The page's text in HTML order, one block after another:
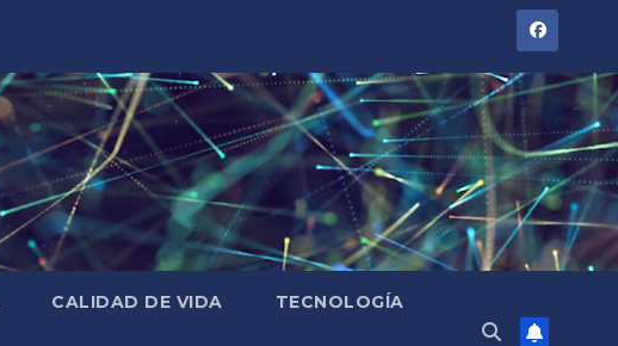
CALIDAD DE VIDA TECNOLOGÍA